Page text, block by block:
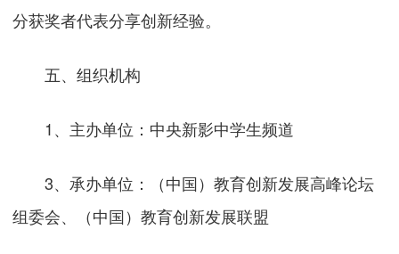
分获奖者代表分享创新经验。
五、组织机构
1、主办单位：中央新影中学生频道
3、承办单位：（中国）教育创新发展高峰论坛
组委会、（中国）教育创新发展联盟